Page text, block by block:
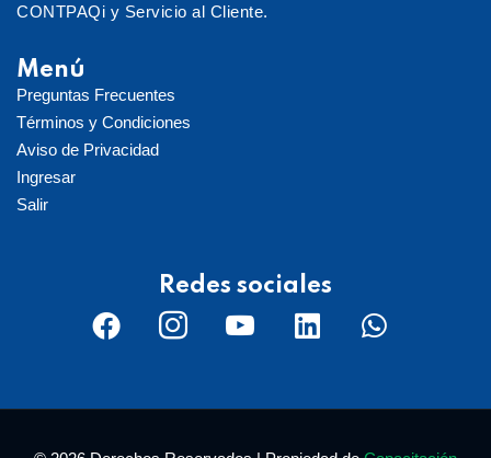
CONTPAQi y Servicio al Cliente.
Menú
Preguntas Frecuentes
Términos y Condiciones
Aviso de Privacidad
Ingresar
Salir
Redes sociales